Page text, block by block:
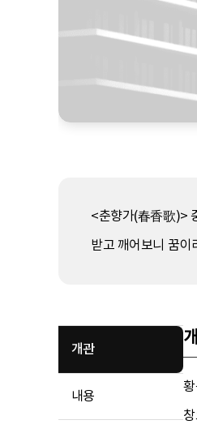
<춘향가(春香歌)>
받고 깨어보니 꿈이
개관
내용